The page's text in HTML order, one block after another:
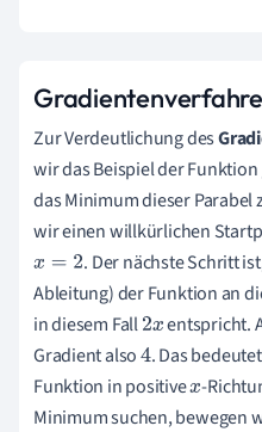
Zur Verdeutlichung des
wir das Beispiel der Funktion
das Minimum dieser
wir einen willkürlichen
x= 2
. Der nächste Schritt
Ableitung) der Funktion an
in diesem Fall2x entspricht.
Gradient also4. Das
Funktion in positivex-
Minimum suchen, bewegen